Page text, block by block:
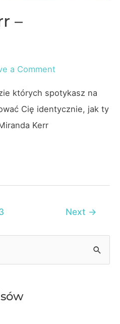
–
a Comment
których spotykasz na
Cię identycznie, jak ty
Kerr
Next →